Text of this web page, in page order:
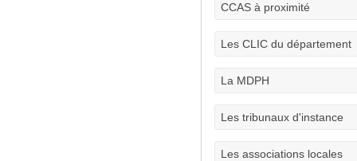
CCAS à proximité
Les CLIC du département
La MDPH
Les tribunaux d'instance
Les associations locales